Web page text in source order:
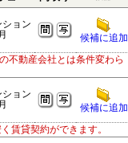
ション
候補に追加
不動産会社とは条件変わら
ション
候補に追加
賃貸契約ができます。